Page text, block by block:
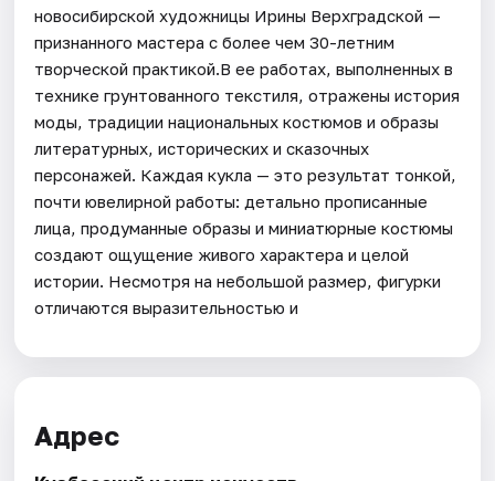
новосибирской художницы Ирины Верхградской —
признанного мастера с более чем 30-летним
творческой практикой.В ее работах, выполненных в
технике грунтованного текстиля, отражены история
моды, традиции национальных костюмов и образы
литературных, исторических и сказочных
персонажей. Каждая кукла — это результат тонкой,
почти ювелирной работы: детально прописанные
лица, продуманные образы и миниатюрные костюмы
создают ощущение живого характера и целой
истории. Несмотря на небольшой размер, фигурки
отличаются выразительностью и
Адрес